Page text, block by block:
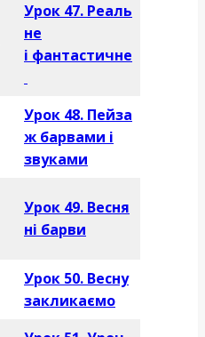
Урок 47. Реаль
не
і фантастичне
Урок 48. Пейза
ж барвами і
звуками
Урок 49. Весня
ні барви
Урок 50. Весну
закликаємо